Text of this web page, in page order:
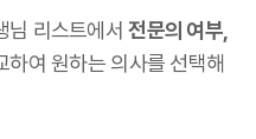
님 리스트에서전문의 여부,
하여 원하는 의사를 선택해